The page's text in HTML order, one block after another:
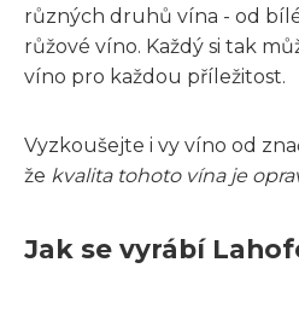
různých druhů vína - od
růžové víno. Každý si tak
víno pro každou příležitost.
Vyzkoušejte i vy víno od
že kvalita tohoto vína je
Jak se vyrábí